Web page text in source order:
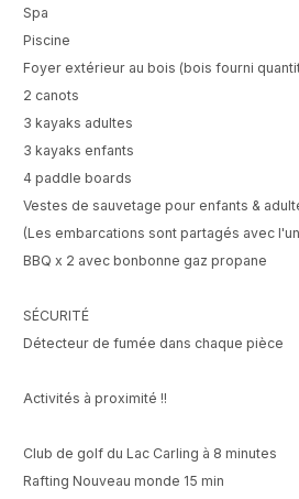
Spa
Piscine
Foyer extérieur au bois (bois fourni
2 canots
3 kayaks adultes
3 kayaks enfants
4 paddle boards
Vestes de sauvetage pour enfants &
(Les embarcations sont partagés avec
BBQ x 2 avec bonbonne gaz propane
SÉCURITÉ
Détecteur de fumée dans chaque pièce
Activités à proximité !!
Club de golf du Lac Carling à 8 minutes
Rafting Nouveau monde 15 min